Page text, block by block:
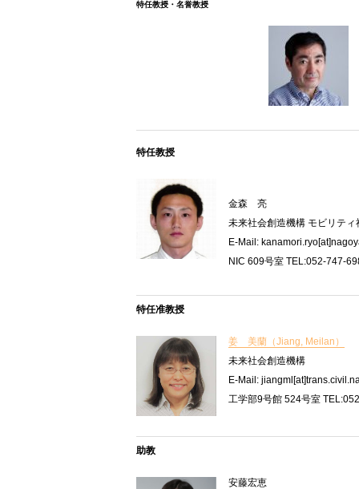
特任教授・名誉教授
特任教授
金森 亮
未来社会創造機構 モビリティ
E-Mail:
NIC 609号室 TEL:052-747-
特任准教授
姜 美蘭（Jiang, Meilan）
未来社会創造機構
E-Mail:
工学部9号館 524号室
助教
安藤宏恵